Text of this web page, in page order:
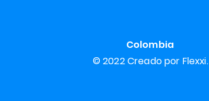
Colombia
© 2022 Creado por Flexxi.